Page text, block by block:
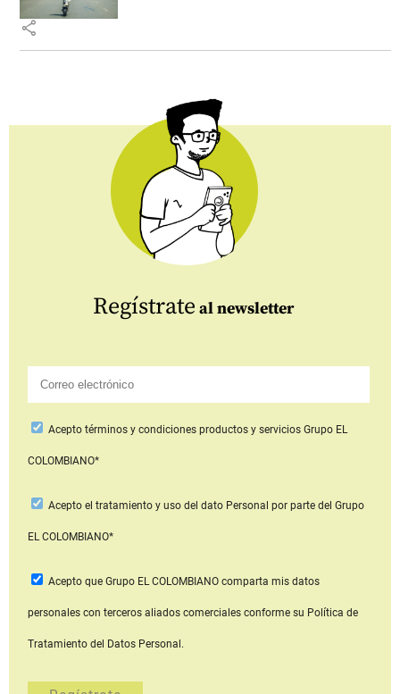
share
Regístrate al newsletter
Aceptotérminos y condiciones productos y serviciosGrupo EL
COLOMBIANO*
Acepto el tratamiento y uso del dato Personal por parte del Grupo
EL COLOMBIANO*
Acepto que Grupo EL COLOMBIANOcomparta mis datos
personales con terceros aliados comerciales conforme su Política de
Tratamiento del Datos Personal.